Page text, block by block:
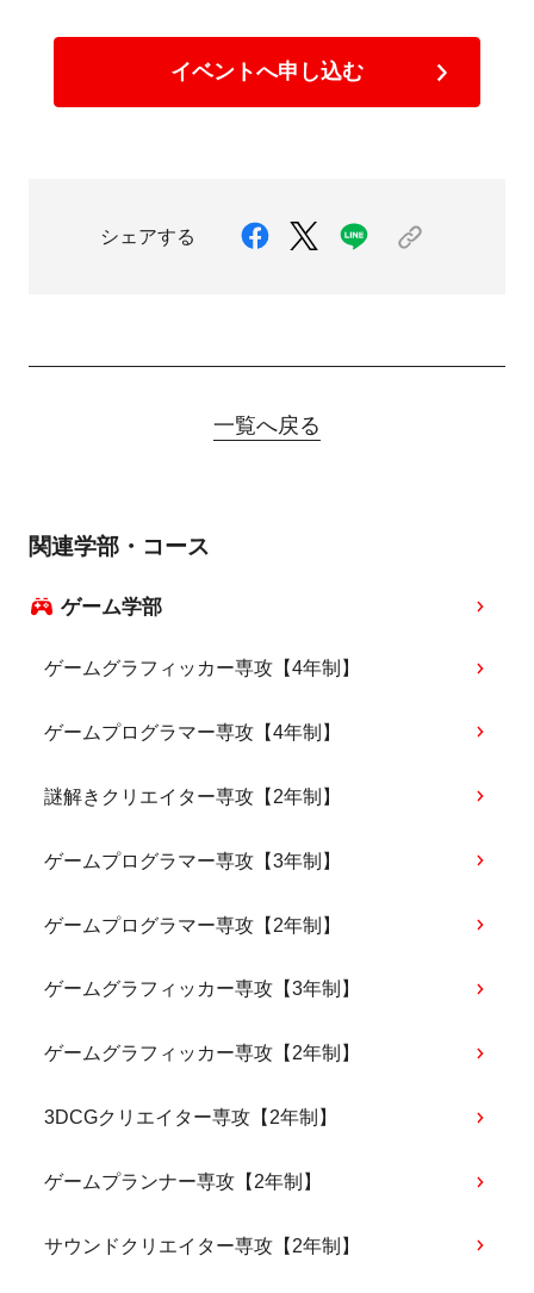
イベントへ申し込む
シェアする
一覧へ戻る
関連学部・コース
ゲーム学部
ゲームグラフィッカー専攻【4年制】
ゲームプログラマー専攻【4年制】
謎解きクリエイター専攻【2年制】
ゲームプログラマー専攻【3年制】
ゲームプログラマー専攻【2年制】
ゲームグラフィッカー専攻【3年制】
ゲームグラフィッカー専攻【2年制】
3DCGクリエイター専攻【2年制】
ゲームプランナー専攻【2年制】
サウンドクリエイター専攻【2年制】